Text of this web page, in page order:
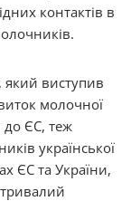
контактів в
який виступив
молочної
до ЄС, теж
української
ЄС та України,